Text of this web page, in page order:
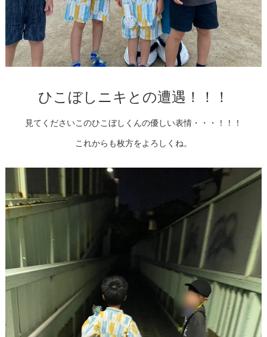
ひこぼしニキとの遭遇！！！
見てくださいこのひこぼしくんの優しい表情・・・！！！
これからも枚方をよろしくね。